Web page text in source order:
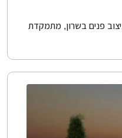
פנים בשרון, מתמקדת